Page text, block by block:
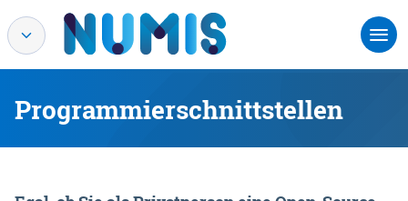
Programmierschnittstellen